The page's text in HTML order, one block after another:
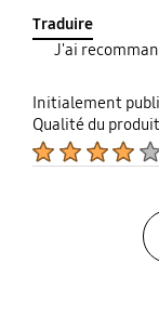
Traduire
J'ai
Initialement
Qualité du produit